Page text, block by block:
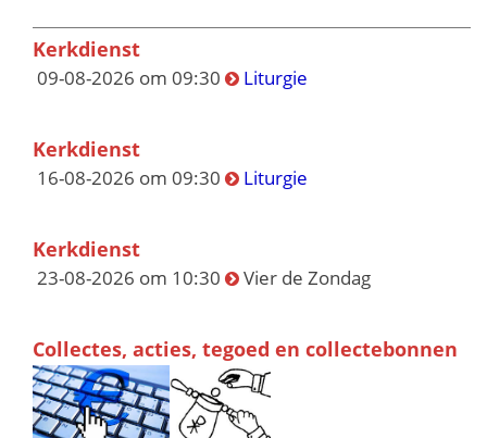
Kerkdienst
09-08-2026 om 09:30 Liturgie
Kerkdienst
16-08-2026 om 09:30 Liturgie
Kerkdienst
23-08-2026 om 10:30 Vier de Zondag
Collectes, acties, tegoed en collectebonnen